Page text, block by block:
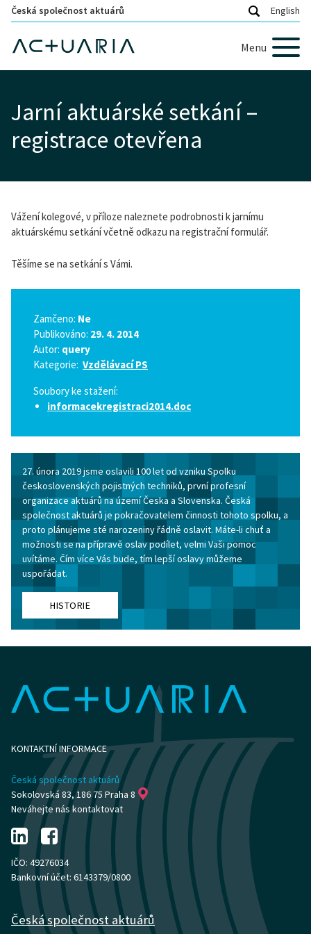
Česká společnost aktuárů English
Menu
Jarní aktuárské setkání –
registrace otevřena
Vážení kolegové, v příloze naleznete podrobnosti k jarnímu
aktuárskému setkání včetně odkazu na registrační formulář.
Těšíme se na setkání s Vámi.
Zamčeno: Ne
Publikováno: 29. 4. 2014
Autor: query
Kategorie: Vzdělávací PS
Soubory ke stažení:
informacekregistraci2014.doc
27. února 2019 jsme oslavili 100 let od vzniku Spolku
československých pojistných techniků, první profesní
organizace aktuárů na území Česka a Slovenska. Česká
společnost aktuárů je pokračovatelem činnosti tohoto spolku, a
proto plánujeme sté narozeniny řádně oslavit. Máte-li chuť a
možnosti se na přípravě oslav podílet, velmi Vaši pomoc
uvítáme. Čím více Vás bude, tím lepší oslavy můžeme
uspořádat.
HISTORIE
KONTAKTNÍ INFORMACE
Česká společnost aktuárů
Sokolovská 83, 186 75 Praha 8
Neváhejte nás kontaktovat
IČO: 49276034
Bankovní účet: 6143379/0800
Česká společnost aktuárů